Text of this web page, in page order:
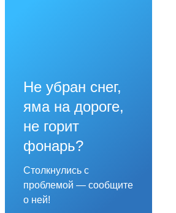
Не убран снег,
яма на дороге,
не горит
фонарь?
Столкнулись с
проблемой — сообщите
о ней!